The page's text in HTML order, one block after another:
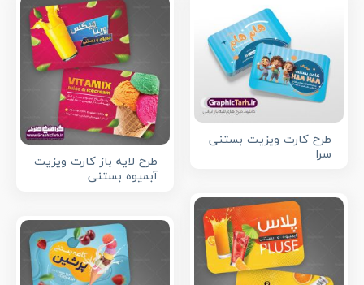
طرح کارت ویزیت بستنی
سرا
طرح لایه باز کارت ویزیت
آبمیوه بستنی